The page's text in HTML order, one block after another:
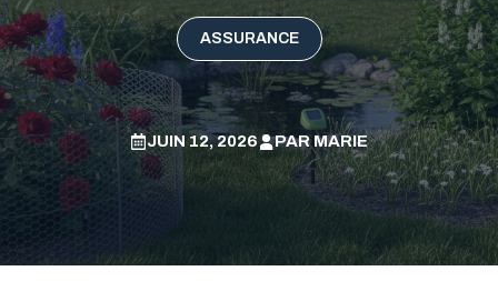
ASSURANCE
JUIN 12, 2026 PARMARIE